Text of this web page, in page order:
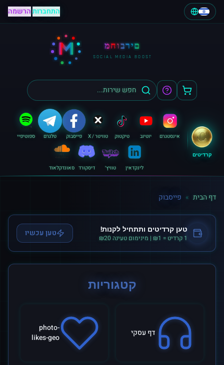
התחברות|הרשמה
M מחוברים
SOCIAL MEDIA BOOST
קרדיטים
אינסטגרם יוטיוב טיקטוק טוויטר / X פייסבוק טלגרם ספוטיפיי
לינקדאין טוויץ׳ דיסקורד סאונדקלאוד
קנה פייסבוק - עוקבים, לייקים וצפיות | מחוברים
דף הבית » פייסבוק
טען קרדיטים ותתחיל לקנות!
1 קרדיט = ₪1 | מינימום טעינה ₪20 טען עכשיו
קטגוריות
דף עסקי
photo-
likes-geo